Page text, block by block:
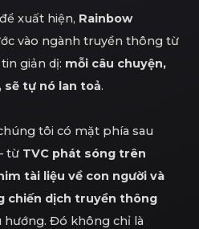
xuất hiện, Rainbow
vào ngành truyền thông từ
giản dị: mỗi câu chuyện,
sẽ tự nó lan toả.
tôi có mặt phía sau
từ TVC phát sóng trên
tài liệu về con người và
chiến dịch truyền thông
Đó không chỉ là